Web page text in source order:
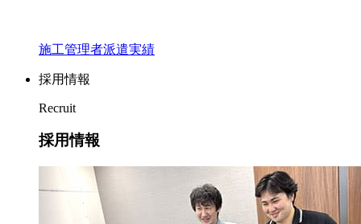
施工管理者派遣実績
採用情報
Recruit
採用情報